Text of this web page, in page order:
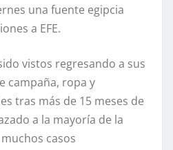
una fuente egipcia
a EFE.
vistos regresando a sus
campaña, ropa y
tras más de 15 meses de
a la mayoría de la
casos